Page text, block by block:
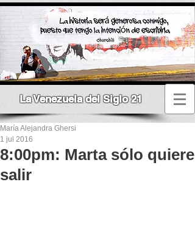
La Venezuela del Siglo 21
8:00pm: Marta sólo quiere
salir
María Alejandra Ghersi
1 jul 2016